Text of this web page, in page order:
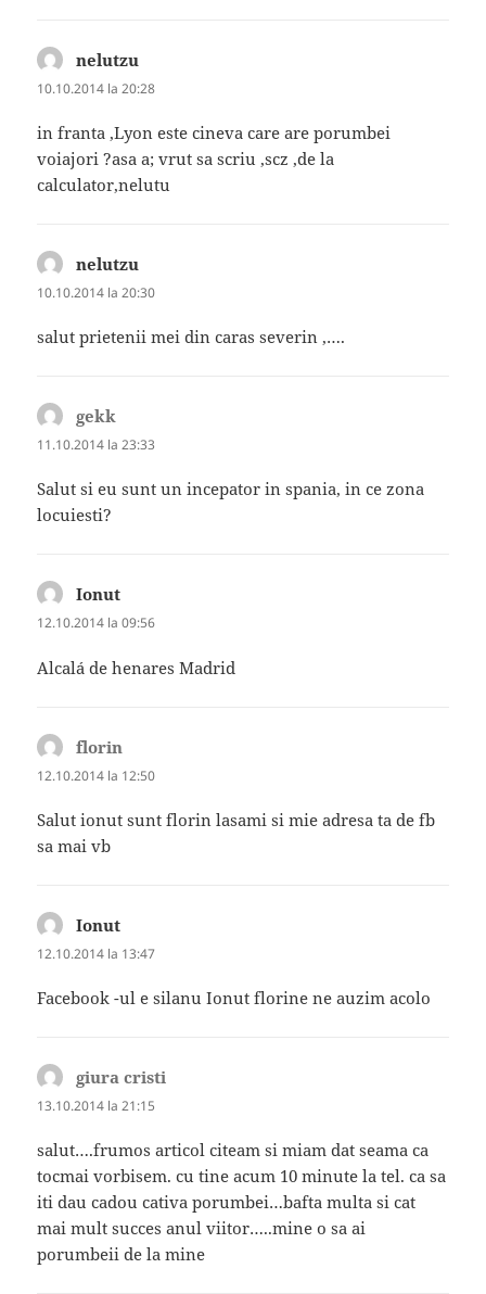
nelutzu
10.10.2014 la 20:28
in franta ,Lyon este cineva care are porumbei
voiajori ?asa a; vrut sa scriu ,scz ,de la
calculator,nelutu
nelutzu
10.10.2014 la 20:30
salut prietenii mei din caras severin ,….
gekk
11.10.2014 la 23:33
Salut si eu sunt un incepator in spania, in ce zona
locuiesti?
Ionut
12.10.2014 la 09:56
Alcalá de henares Madrid
florin
12.10.2014 la 12:50
Salut ionut sunt florin lasami si mie adresa ta de fb
sa mai vb
Ionut
12.10.2014 la 13:47
Facebook -ul e silanu Ionut florine ne auzim acolo
giura cristi
13.10.2014 la 21:15
salut….frumos articol citeam si miam dat seama ca
tocmai vorbisem. cu tine acum 10 minute la tel. ca sa
iti dau cadou cativa porumbei…bafta multa si cat
mai mult succes anul viitor…..mine o sa ai
porumbeii de la mine